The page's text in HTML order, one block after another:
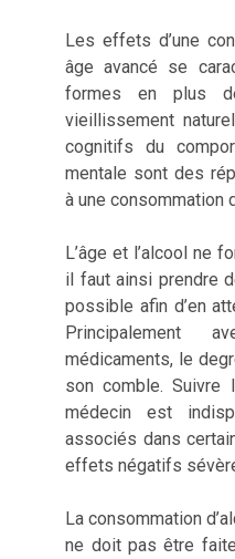
Les effets d’une
âge avancé se
formes en plus
vieillissement
cognitifs du
mentale sont des
à une consommation
L’âge et l’alcool ne
il faut ainsi prendre
possible afin d’en
médicaments, le
son comble. Suivre
médecin est
associés dans
effets négatifs
La consommation
ne doit pas être